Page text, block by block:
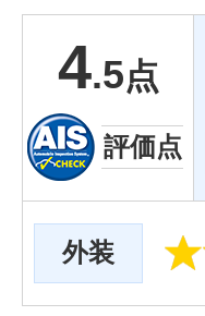
4.5点
評価点
外装